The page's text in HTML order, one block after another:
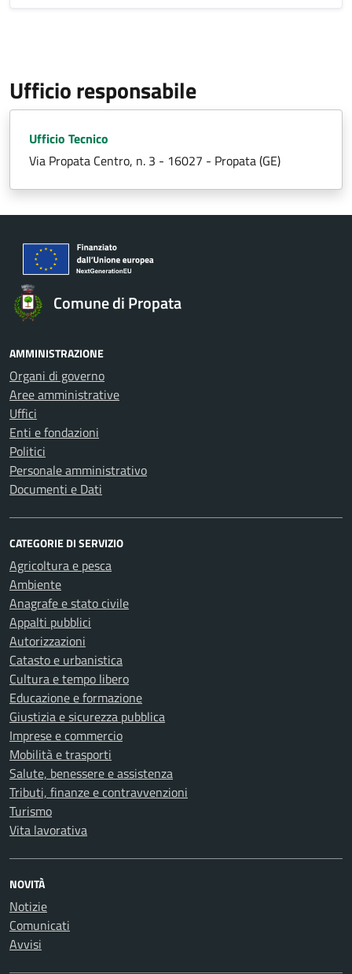
Ufficio responsabile
Ufficio Tecnico
Via Propata Centro, n. 3 - 16027 - Propata (GE)
Comune di Propata
AMMINISTRAZIONE
Organi di governo
Aree amministrative
Uffici
Enti e fondazioni
Politici
Personale amministrativo
Documenti e Dati
CATEGORIE DI SERVIZIO
Agricoltura e pesca
Ambiente
Anagrafe e stato civile
Appalti pubblici
Autorizzazioni
Catasto e urbanistica
Cultura e tempo libero
Educazione e formazione
Giustizia e sicurezza pubblica
Imprese e commercio
Mobilità e trasporti
Salute, benessere e assistenza
Tributi, finanze e contravvenzioni
Turismo
Vita lavorativa
NOVITÀ
Notizie
Comunicati
Avvisi